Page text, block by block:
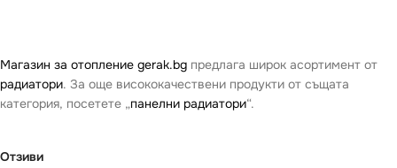
Магазин за отопление gerak.bg предлага широк асортимент от
радиатори. За още висококачествени продукти от същата
категория, посетете „панелни радиатори“.
Отзиви